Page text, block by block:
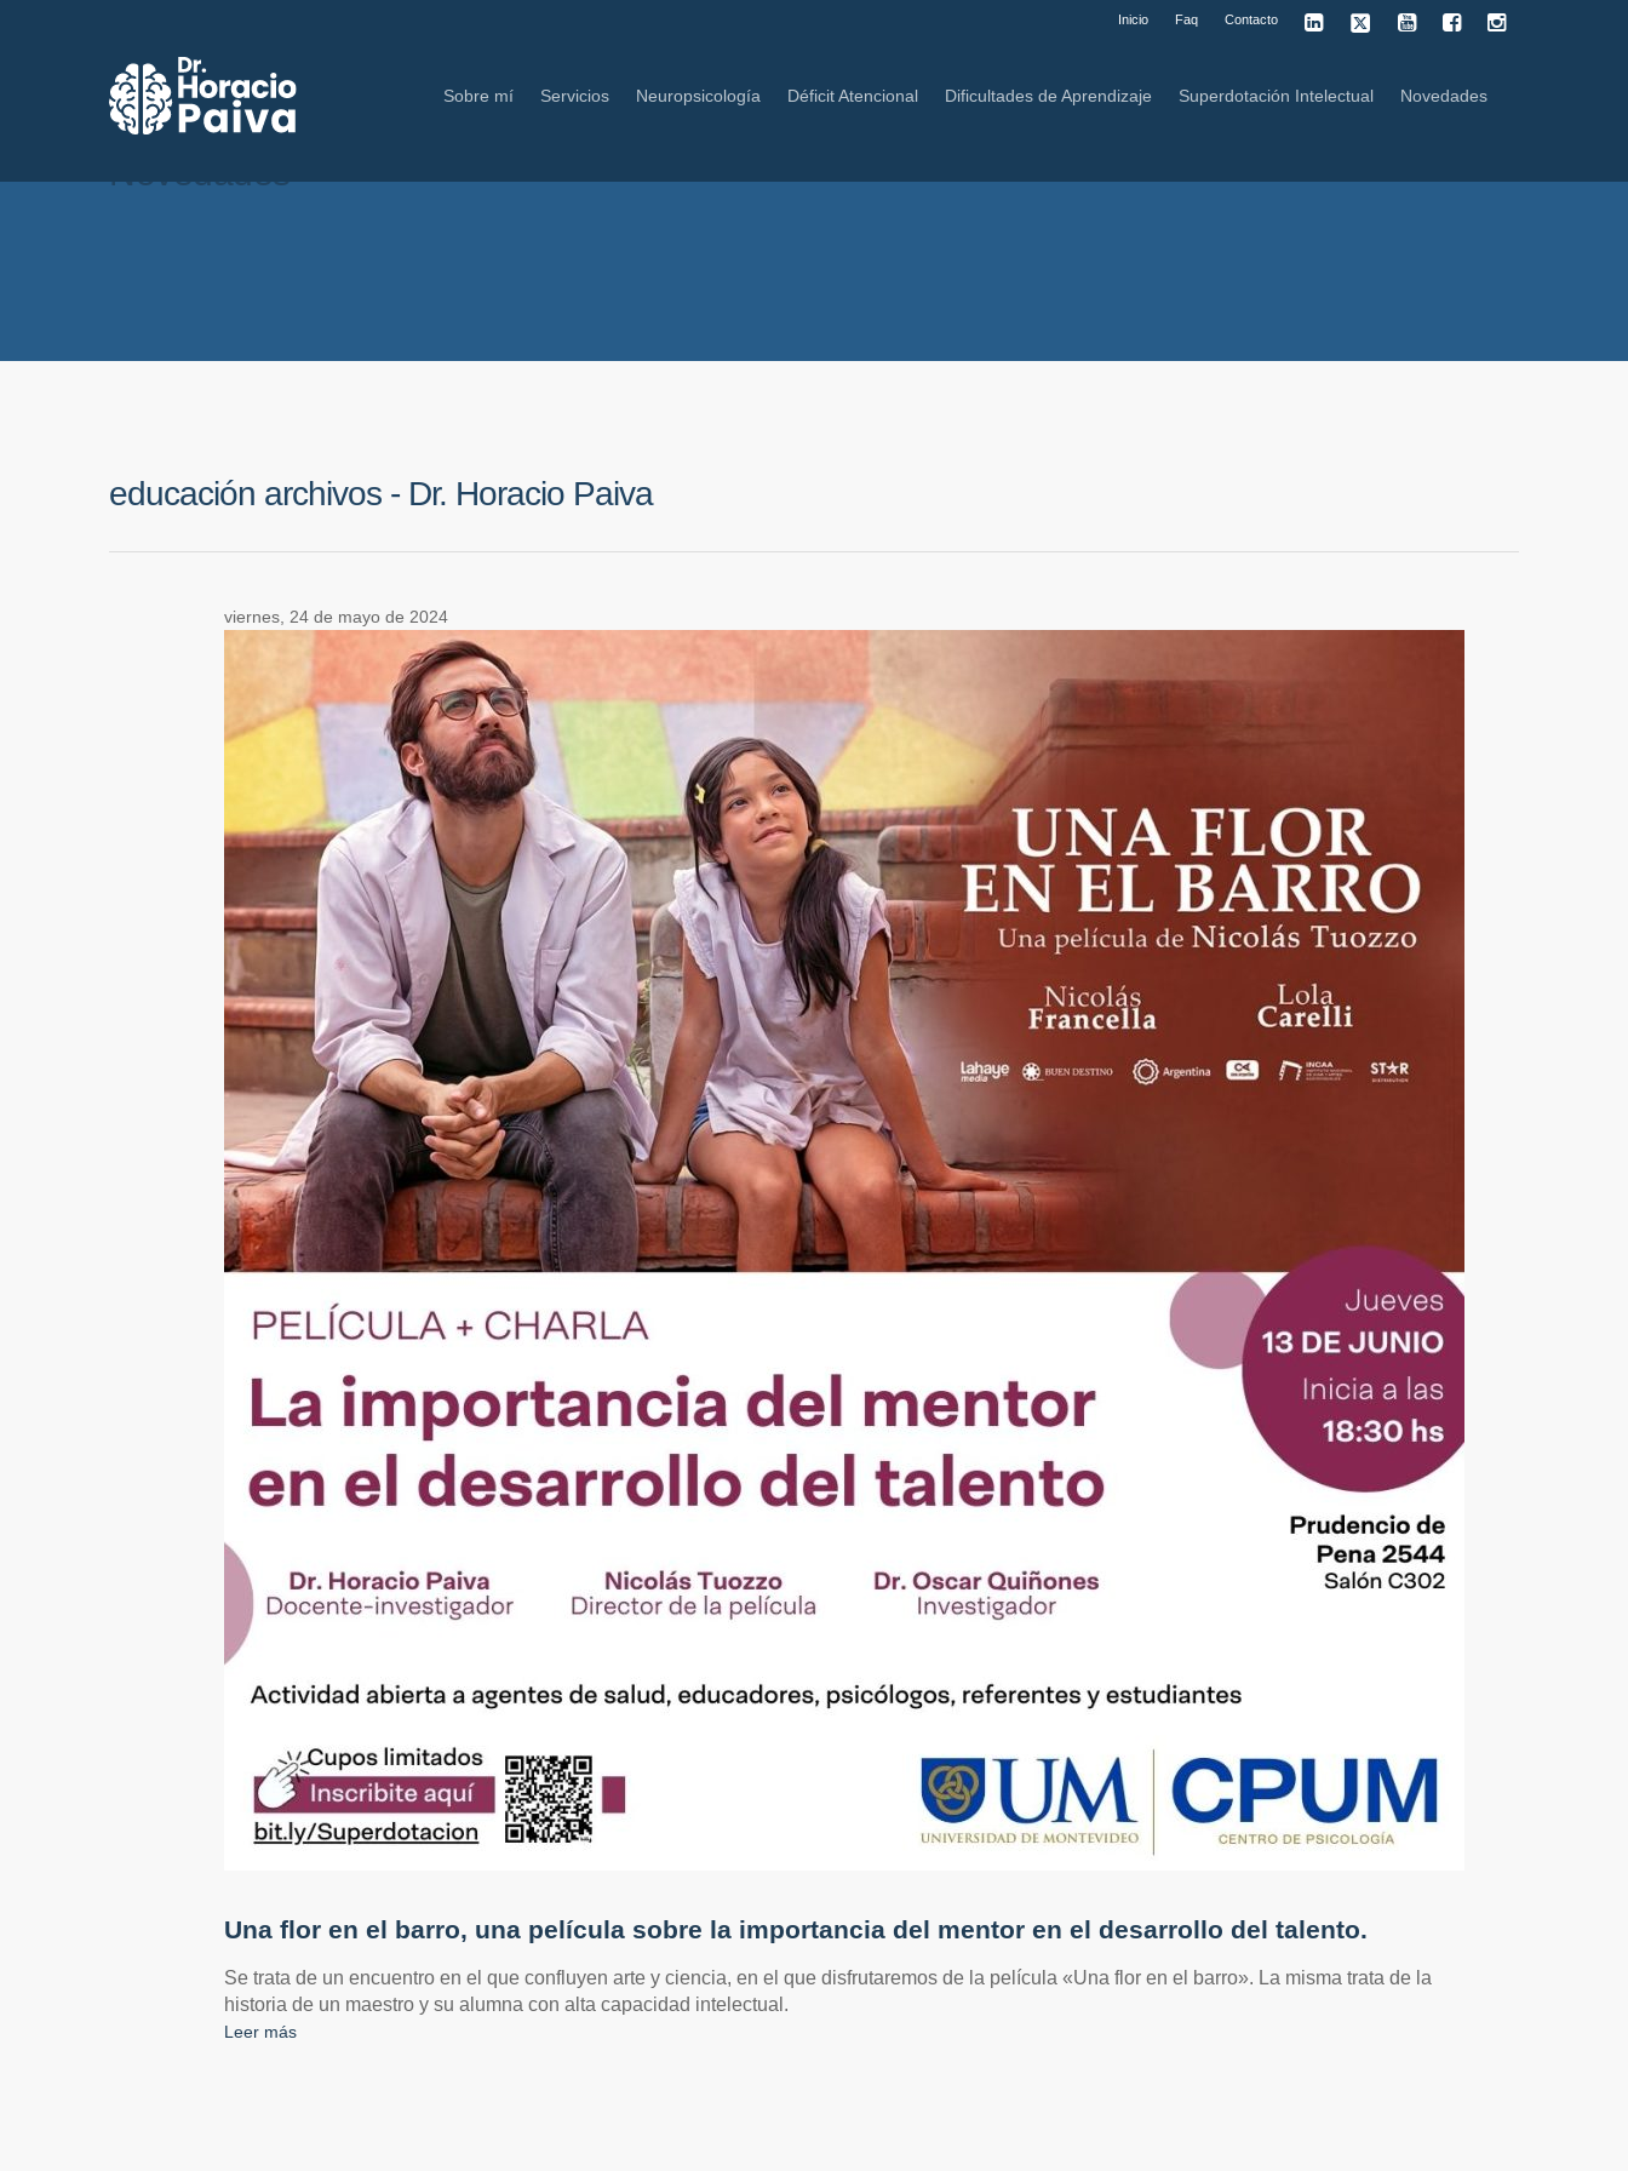
Inicio Faq Contacto
Sobre mí Servicios Neuropsicología Déficit Atencional Dificultades de Aprendizaje Superdotación Intelectual Novedades
Novedades
educación archivos - Dr. Horacio Paiva
viernes, 24 de mayo de 2024
Una flor en el barro, una película sobre la importancia del mentor en el desarrollo del talento.
Se trata de un encuentro en el que confluyen arte y ciencia, en el que disfrutaremos de la película «Una flor en el barro». La misma trata de la
historia de un maestro y su alumna con alta capacidad intelectual.
Leer más